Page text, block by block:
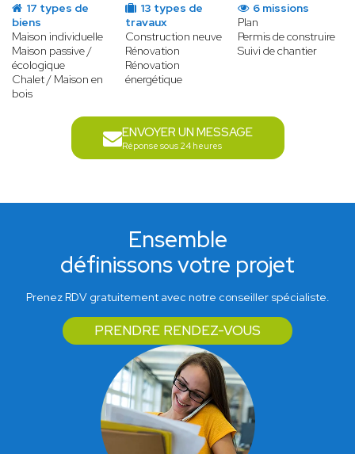
17 types de
biens
Maison individuelle
Maison passive /
écologique
Chalet / Maison en
bois
13 types de
travaux
Construction neuve
Rénovation
Rénovation
énergétique
6 missions
Plan
Permis de construire
Suivi de chantier
ENVOYER UN MESSAGE
Réponse sous 24 heures
Ensemble
définissons votre projet
Prenez RDV gratuitement avec notre conseiller spécialiste.
PRENDRE RENDEZ-VOUS